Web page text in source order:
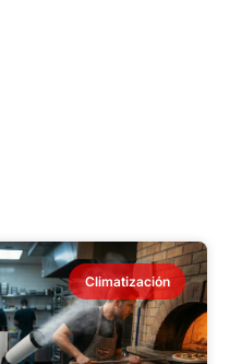
Climatización